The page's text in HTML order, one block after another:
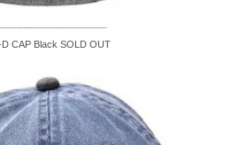
CAP Black SOLD OUT